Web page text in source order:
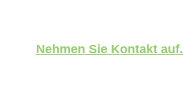
Nehmen Sie Kontakt auf.